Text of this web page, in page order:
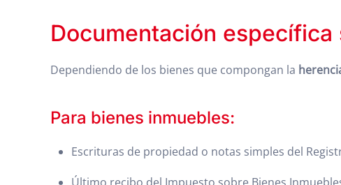
Documentación
Dependiendo de los bienes que compongan la
Para bienes inmuebles:
Escrituras de propiedad o notas simples del